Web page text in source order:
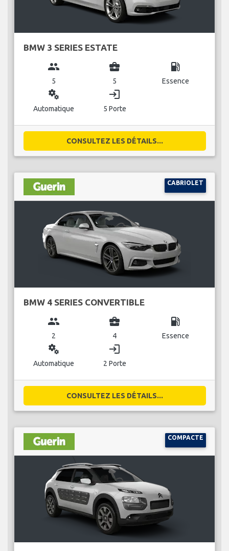
BMW 3 SERIES ESTATE
group
5
business_center
5
local_gas_station
Essence
miscellaneous_services
Automatique
login
5 Porte
CONSULTEZ LES DÉTAILS...
CABRIOLET
BMW 4 SERIES CONVERTIBLE
group
2
business_center
4
local_gas_station
Essence
miscellaneous_services
Automatique
login
2 Porte
CONSULTEZ LES DÉTAILS...
COMPACTE